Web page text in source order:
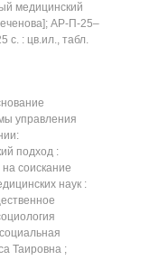
медицинский
АР-П-25‒
с. : цв.ил., табл.
управления
подход :
соискание
наук :
Таировна ;